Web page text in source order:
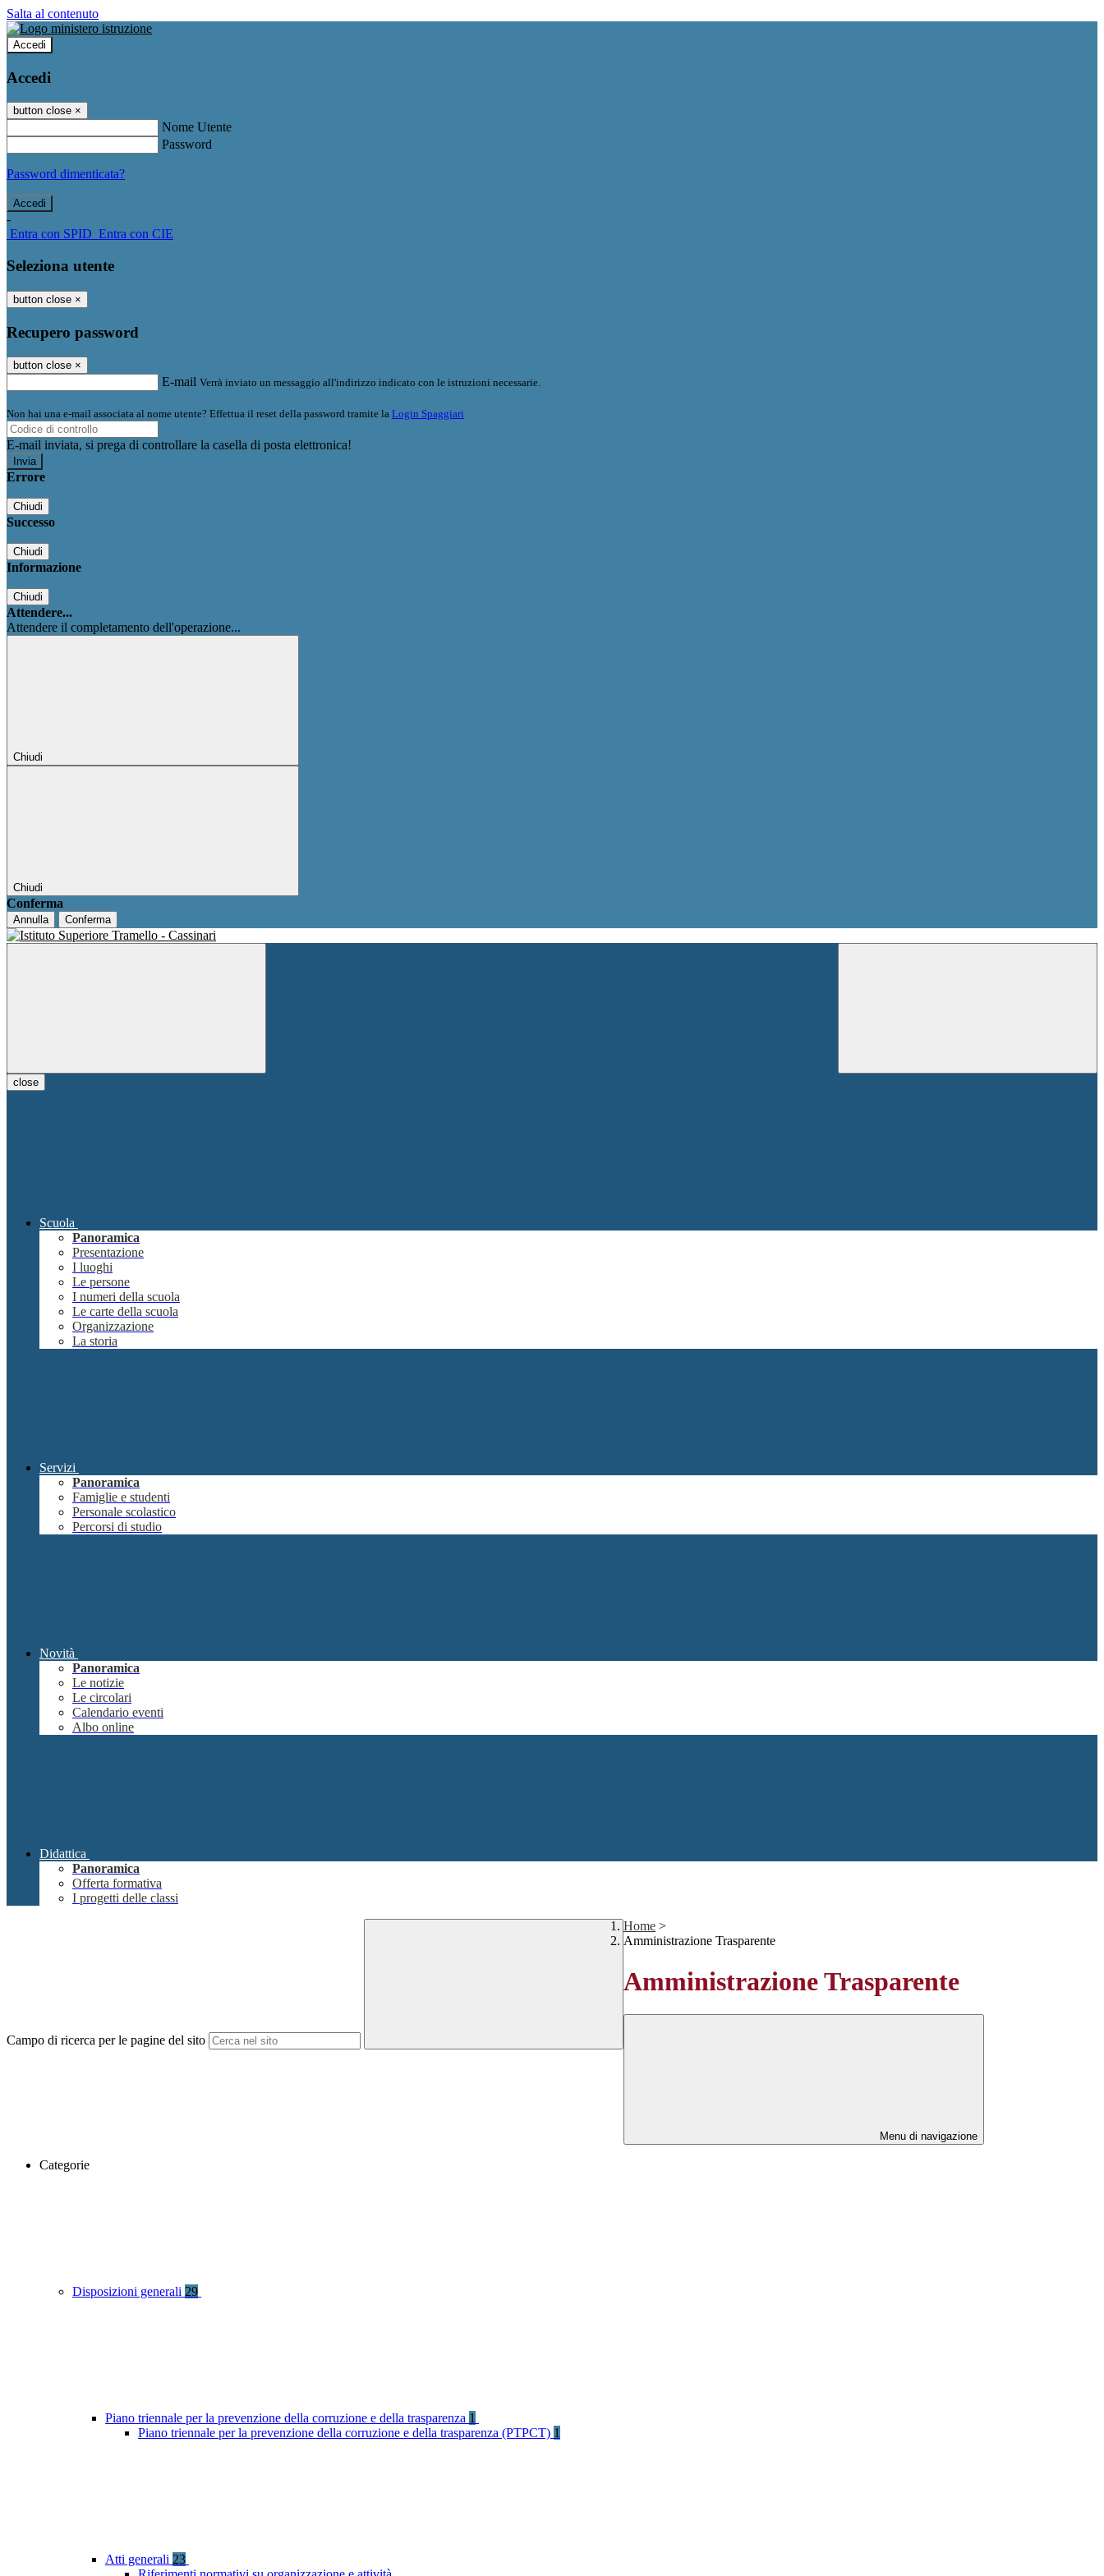
Salta al contenuto
Accedi
Accedi
button close ×
Nome Utente
Password
Password dimenticata?
-
Entra con SPID Entra con CIE
Seleziona utente
button close ×
Recupero password
button close ×
E-mail Verrà inviato un messaggio all'indirizzo indicato con le istruzioni necessarie.
Non hai una e-mail associata al nome utente? Effettua il reset della password tramite la Login Spaggiari
E-mail inviata, si prega di controllare la casella di posta elettronica!
Errore
Chiudi
Successo
Chiudi
Informazione
Chiudi
Attendere...
Attendere il completamento dell'operazione...
Chiudi
Chiudi
Conferma
Annulla Conferma
close
Scuola
Panoramica
Presentazione
I luoghi
Le persone
I numeri della scuola
Le carte della scuola
Organizzazione
La storia
Servizi
Panoramica
Famiglie e studenti
Personale scolastico
Percorsi di studio
Novità
Panoramica
Le notizie
Le circolari
Calendario eventi
Albo online
Didattica
Panoramica
Offerta formativa
I progetti delle classi
Campo di ricerca per le pagine del sito
Home >
Amministrazione Trasparente
Amministrazione Trasparente
Menu di navigazione
Categorie
Disposizioni generali 29
Piano triennale per la prevenzione della corruzione e della trasparenza 1
Piano triennale per la prevenzione della corruzione e della trasparenza (PTPCT) 1
Atti generali 23